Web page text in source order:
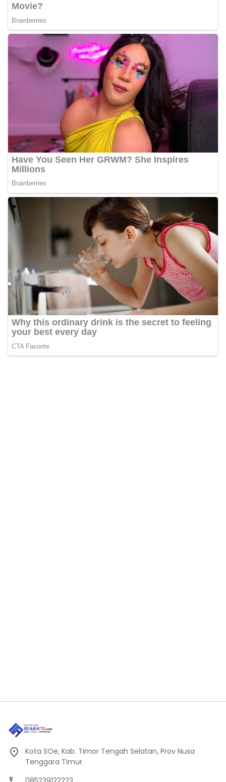
Kota SOe, Kab. Timor Tengah Selatan, Prov Nusa
Tenggara Timur